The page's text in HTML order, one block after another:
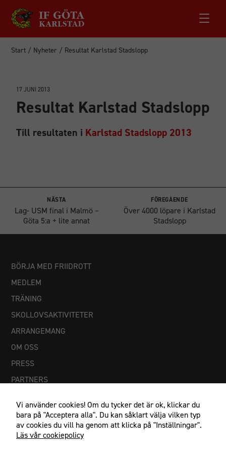
Start / Nyheter / Resultat Karlstad Stadslopp
17 JUNI 2013
Resultat Karlstad Stadslopp
Till resultaten i Karlstad Stadslopp 2013
NÄSTA
Lag- USM final i Malmö –
Göta 5:a + lite annat
FÖREGÅENDE
Över 4000 löpare i Karlstad
Stadslopp
BÖRJA MED FRIIDROTT
MEDLEM
TRÄNING
SKOLLOVSAKTIVITETER
ARRANGEMANG
OM OSS
PRESS
PARTNERS
Vi använder cookies! Om du tycker det är ok, klickar du
bara på "Acceptera alla". Du kan såklart välja vilken typ
av cookies du vill ha genom att klicka på "Inställningar".
Läs vår cookiepolicy